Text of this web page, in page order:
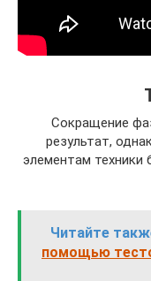
Сокращение
результат,
элементам техники
Читайте
помощью